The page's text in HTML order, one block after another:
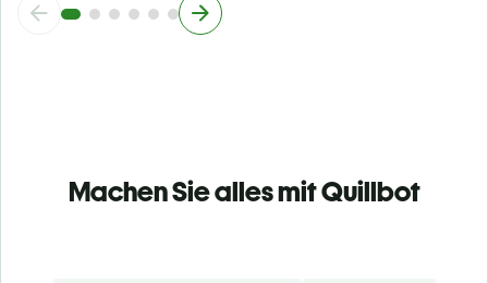
Machen Sie alles mit Quillbot